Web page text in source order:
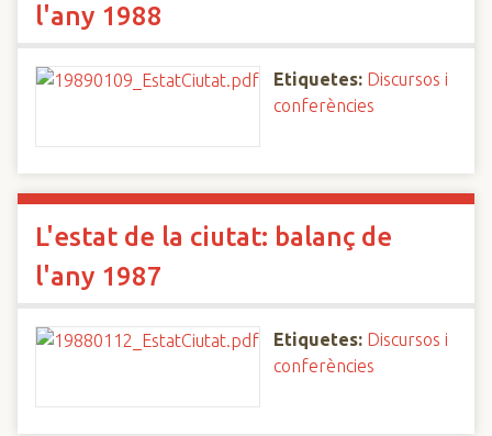
l'any 1988
Etiquetes: Discursos i
conferències
L'estat de la ciutat: balanç de
l'any 1987
Etiquetes: Discursos i
conferències